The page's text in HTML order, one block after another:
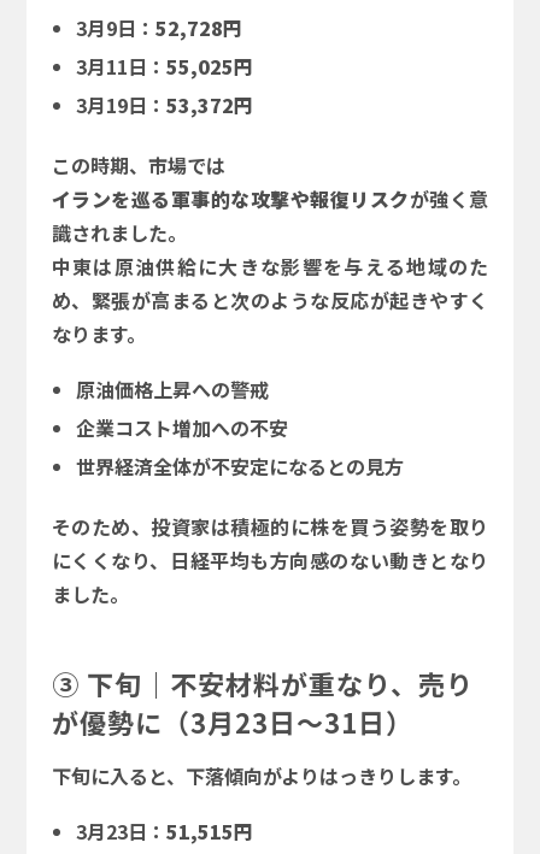
3月9日： 52,728円
3月11日： 55,025円
3月19日： 53,372円
この時期、市場では
イランを巡る軍事的な攻撃や報復リスクが強く意
識されました。
中東は原油供給に大きな影響を与える地域のた
め、緊張が高まると次のような反応が起きやすく
なります。
原油価格上昇への警戒
企業コスト増加への不安
世界経済全体が不安定になるとの見方
そのため、投資家は積極的に株を買う姿勢を取り
にくくなり、日経平均も方向感のない動きとなり
ました。
③ 下旬｜不安材料が重なり、売り
が優勢に（3月23日～31日）
下旬に入ると、下落傾向がよりはっきりします。
3月23日： 51,515円